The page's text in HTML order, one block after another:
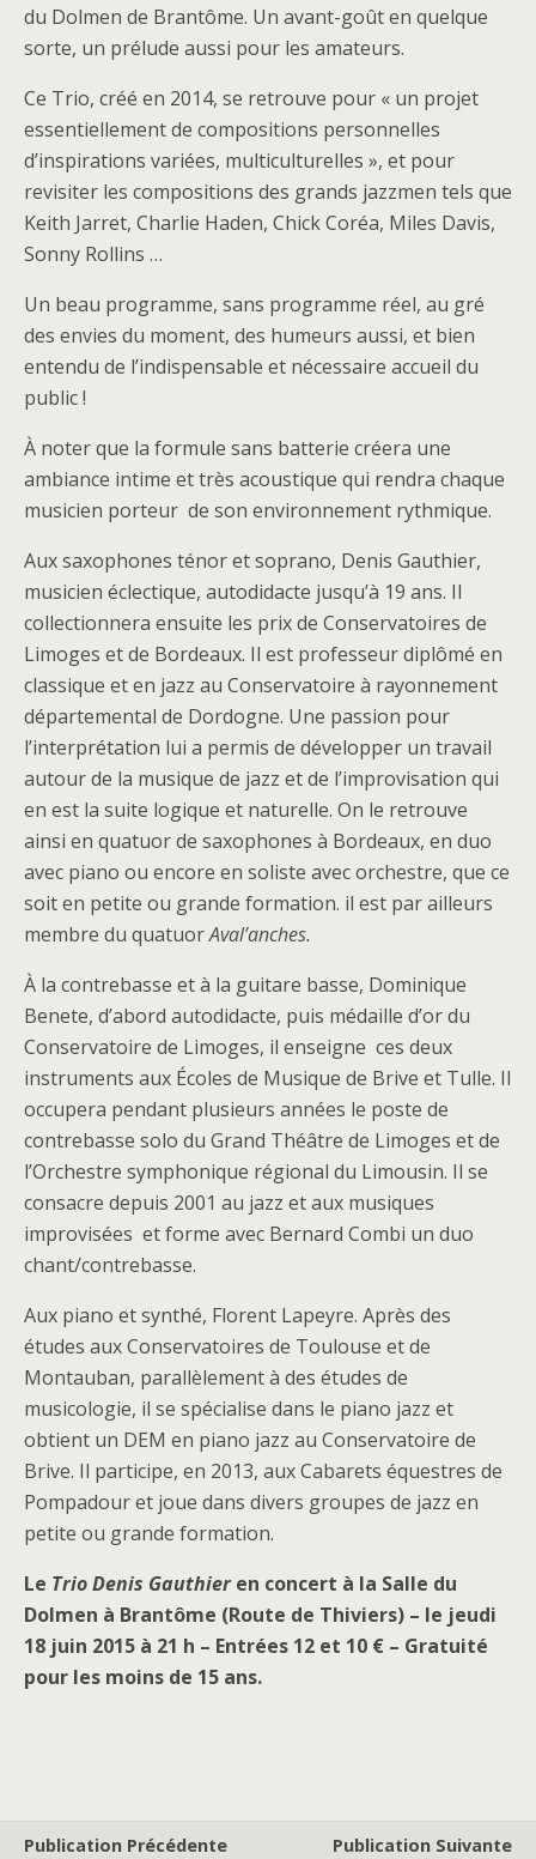
du Dolmen de Brantôme. Un avant-goût en quelque
sorte, un prélude aussi pour les amateurs.
Ce Trio, créé en 2014, se retrouve pour « un projet
essentiellement de compositions personnelles
d’inspirations variées, multiculturelles », et pour
revisiter les compositions des grands jazzmen tels que
Keith Jarret, Charlie Haden, Chick Coréa, Miles Davis,
Sonny Rollins …
Un beau programme, sans programme réel, au gré
des envies du moment, des humeurs aussi, et bien
entendu de l’indispensable et nécessaire accueil du
public !
À noter que la formule sans batterie créera une
ambiance intime et très acoustique qui rendra chaque
musicien porteur de son environnement rythmique.
Aux saxophones ténor et soprano, Denis Gauthier,
musicien éclectique, autodidacte jusqu’à 19 ans. Il
collectionnera ensuite les prix de Conservatoires de
Limoges et de Bordeaux. Il est professeur diplômé en
classique et en jazz au Conservatoire à rayonnement
départemental de Dordogne. Une passion pour
l’interprétation lui a permis de développer un travail
autour de la musique de jazz et de l’improvisation qui
en est la suite logique et naturelle. On le retrouve
ainsi en quatuor de saxophones à Bordeaux, en duo
avec piano ou encore en soliste avec orchestre, que ce
soit en petite ou grande formation. il est par ailleurs
membre du quatuorAval’anches.
À la contrebasse et à la guitare basse, Dominique
Benete, d’abord autodidacte, puis médaille d’or du
Conservatoire de Limoges, il enseigne ces deux
instruments aux Écoles de Musique de Brive et Tulle. Il
occupera pendant plusieurs années le poste de
contrebasse solo du Grand Théâtre de Limoges et de
l’Orchestre symphonique régional du Limousin. Il se
consacre depuis 2001 au jazz et aux musiques
improvisées et forme avec Bernard Combi un duo
chant/contrebasse.
Aux piano et synthé, Florent Lapeyre. Après des
études aux Conservatoires de Toulouse et de
Montauban, parallèlement à des études de
musicologie, il se spécialise dans le piano jazz et
obtient un DEM en piano jazz au Conservatoire de
Brive. Il participe, en 2013, aux Cabarets équestres de
Pompadour et joue dans divers groupes de jazz en
petite ou grande formation.
Le Trio Denis Gauthieren concert à la Salle du
Dolmen à Brantôme (Route de Thiviers) – le jeudi
18 juin 2015 à 21 h – Entrées 12 et 10 € – Gratuité
pour les moins de 15 ans.
Publication Précédente Publication Suivante